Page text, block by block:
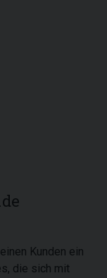
Kunden ein
die sich mit